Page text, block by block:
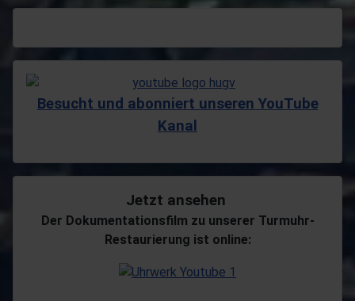
Besucht und abonniert unseren YouTube
Kanal
Jetzt ansehen
Der Dokumentationsfilm zu unserer Turmuhr-
Restaurierung ist online: